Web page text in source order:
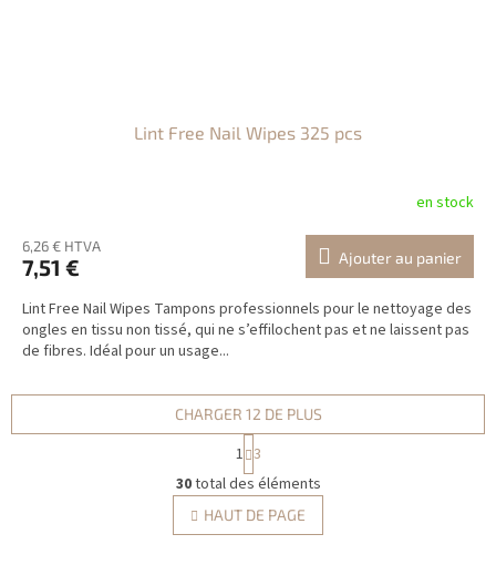
Lint Free Nail Wipes 325 pcs
en stock
6,26 € HTVA
7,51 € Ajouter au panier
Lint Free Nail Wipes Tampons professionnels pour le nettoyage des
ongles en tissu non tissé, qui ne s’effilochent pas et ne laissent pas
de fibres. Idéal pour un usage...
C
o
n
t
CHARGER 12 DE PLUS
a
g
i
n
a
1 3
30total des éléments
HAUT DE PAGE